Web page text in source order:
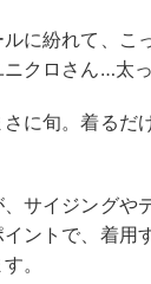
に紛れて、こ
ニクロさん…太
さに旬。着るだ
サイジングや
ントで、着用
。